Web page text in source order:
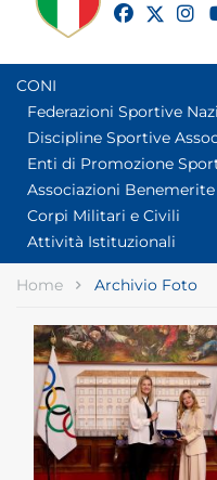
twitter
CONI
Federazioni Sportive
Discipline Sportive
Enti di Promozione
Associazioni Benemerite
Corpi Militari e Civili
Attività Istituzionali
Home Archivio Foto